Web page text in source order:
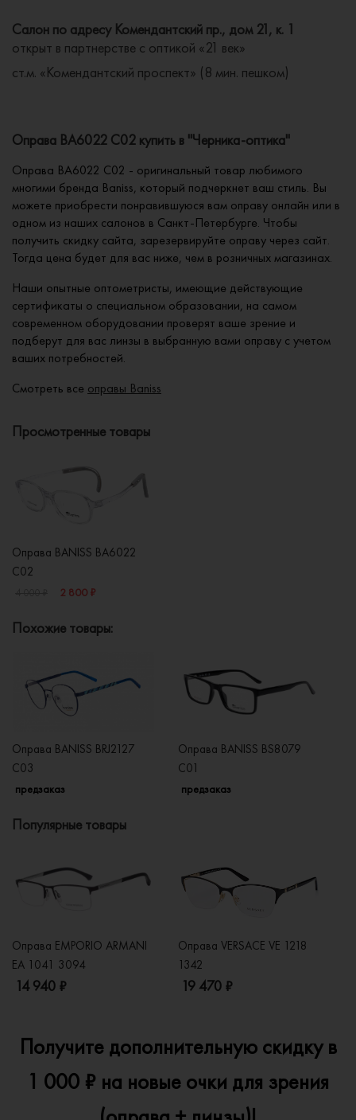
Салон по адресу Комендантский пр., дом 21, к. 1
открыт в партнерстве с оптикой «21 век»
ст.м. «Комендантский проспект» (8 мин. пешком)
Оправа BA6022 C02 купить в "Черника-оптика"
Оправа BA6022 C02 - оригинальный товар любимого
многими бренда Baniss, который подчеркнет ваш стиль. Вы
можете приобрести понравившуюся вам оправу онлайн или в
одном из наших салонов в Санкт-Петербурге. Чтобы
получить скидку сайта, зарезервируйте оправу через сайт.
Тогда цена будет для вас ниже, чем в розничных магазинах.
Наши опытные оптометристы, имеющие действующие
сертификаты о специальном образовании, на самом
современном оборудовании проверят ваше зрение и
подберут для вас линзы в выбранную вами оправу с учетом
ваших потребностей.
Смотреть все оправы Baniss
Просмотренные товары
Оправа BANISS BA6022
C02
2 800 ₽
Похожие товары:
Оправа BANISS BRJ2127
C03
предзаказ
Оправа BANISS BS8079
C01
предзаказ
Популярные товары
Оправа EMPORIO ARMANI
EA 1041 3094
14 940 ₽
Оправа VERSACE VE 1218
1342
19 470 ₽
Получите дополнительную скидку в
1 000 ₽ на новые очки для зрения